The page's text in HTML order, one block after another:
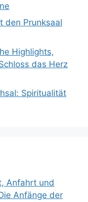
den Prunksaal
Highlights,
das Herz
Spiritualität
Anfahrt und
Anfänge der